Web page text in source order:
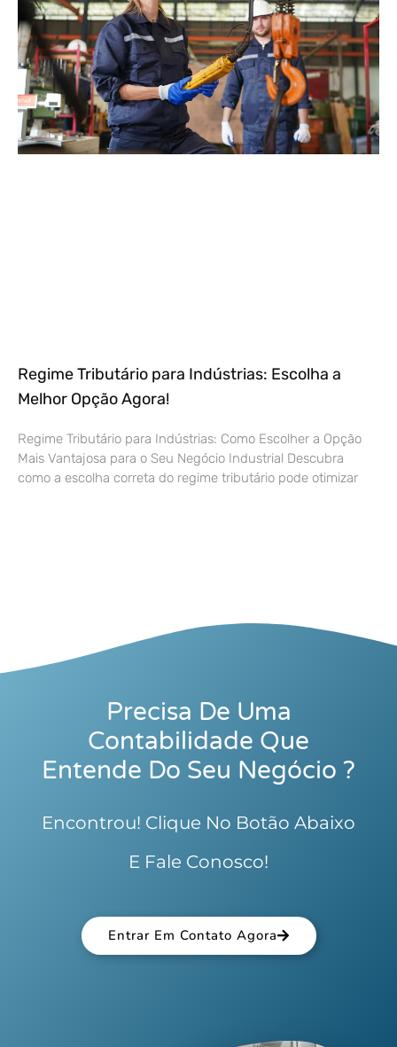
Regime Tributário para Indústrias: Escolha a
Melhor Opção Agora!
Regime Tributário para Indústrias: Como Escolher a Opção
Mais Vantajosa para o Seu Negócio Industrial Descubra
como a escolha correta do regime tributário pode otimizar
Precisa De Uma
Contabilidade Que
Entende Do Seu Negócio ?
Encontrou! Clique No Botão Abaixo
E Fale Conosco!
Entrar Em Contato Agora